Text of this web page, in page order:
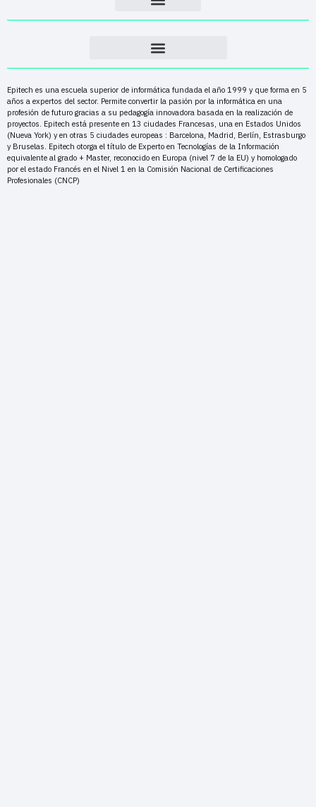
Epitech es una escuela superior de informática fundada el año 1999 y que forma en 5
años a expertos del sector. Permite convertir la pasión por la informática en una
profesión de futuro gracias a su pedagogía innovadora basada en la realización de
proyectos. Epitech está presente en 13 ciudades Francesas, una en Estados Unidos
(Nueva York) y en otras 5 ciudades europeas : Barcelona, Madrid, Berlín, Estrasburgo
y Bruselas. Epitech otorga el título de Experto en Tecnologías de la Información
equivalente al grado + Master, reconocido en Europa (nivel 7 de la EU) y homologado
por el estado Francés en el Nivel 1 en la Comisión Nacional de Certificaciones
Profesionales (CNCP)